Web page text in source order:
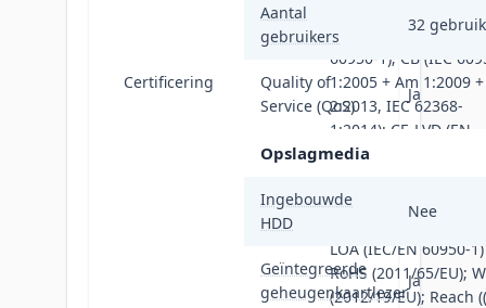
Certificering
KN 35: 2015) UL (UL
60950-1); CB (IEC
1:2005 + Am 1:2009
2:2013, IEC 62368-
1:2014); CE-LVD (EN
60950-1:2005 + Am
62368-1:2014); BIS (IS
LOA (IEC/EN 60950-
RoHS (2011/65/EU);
(2012/19/EU); Reach
Aantal
gebruikers
32
Quality of
Service (QoS)
Ja
Opslagmedia
Ingebouwde
HDD
Nee
Geïntegreerde
geheugenkaartlezer
Ja